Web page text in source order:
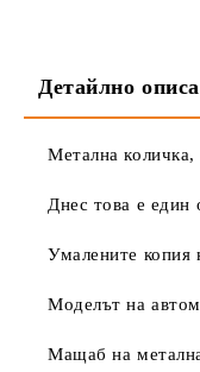
Детайлно
Метална
Днес това е един
Умалените копия
Моделът на
Мащаб на